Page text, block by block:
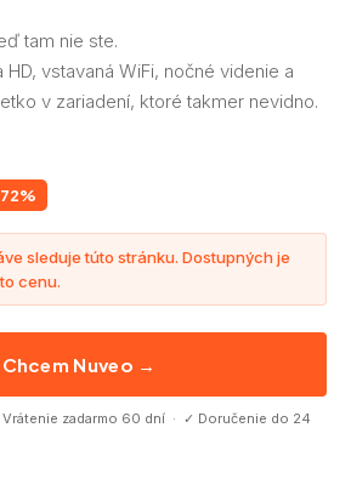
tam nie ste.
HD, vstavaná WiFi, nočné videnie a
v zariadení, ktoré takmer nevidno.
sleduje túto stránku. Dostupných je
cenu.
Chcem Nuveo →
zadarmo 60 dní · ✓ Doručenie do 24